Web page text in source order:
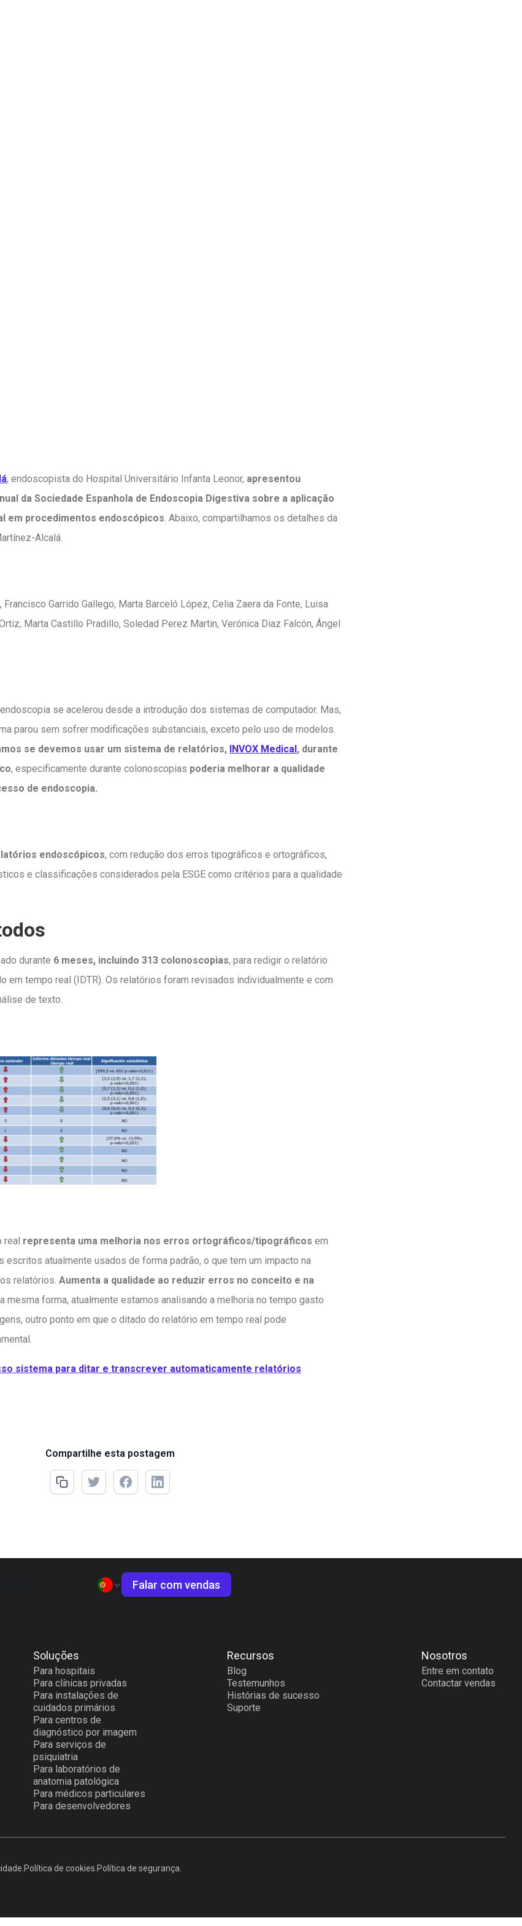
, endoscopista do Hospital Universitário Infanta Leonor, apresentou
da Sociedade Espanhola de Endoscopia Digestiva sobre a aplicação
em procedimentos endoscópicos. Abaixo, compartilhamos os detalhes da
Alcalá.
Garrido Gallego, Marta Barceló López, Celia Zaera da Fonte, Luisa
Marta Castillo Pradillo, Soledad Perez Martin, Verónica Diaz Falcón, Ángel
se acelerou desde a introdução dos sistemas de computador. Mas,
parou sem sofrer modificações substanciais, exceto pelo uso de modelos.
se devemos usar um sistema de relatórios, INVOX Medical, durante
, especificamente durante colonoscopias poderia melhorar a qualidade
de endoscopia.
endoscópicos, com redução dos erros tipográficos e ortográficos,
e classificações considerados pela ESGE como critérios para a qualidade
durante 6 meses, incluindo 313 colonoscopias, para redigir o relatório
em tempo real (IDTR). Os relatórios foram revisados individualmente e com
de texto.
real representa uma melhoria nos erros ortográficos/tipográficos em
escritos atualmente usados de forma padrão, o que tem um impacto na
relatórios. Aumenta a qualidade ao reduzir erros no conceito e na
mesma forma, atualmente estamos analisando a melhoria no tempo gasto
outro ponto em que o ditado do relatório em tempo real pode
sistema para ditar e transcrever automaticamente relatórios
Compartilhe esta postagem
Falar com vendas
Soluções
Para hospitais
Para clínicas privadas
Para instalações de
cuidados primários
Para centros de
diagnóstico por imagem
Para serviços de
psiquiatria
Para laboratórios de
anatomia patológica
Para médicos particulares
Para desenvolvedores
Recursos
Blog
Testemunhos
Histórias de sucesso
Suporte
Nosotros
Entre em contato
Contactar vendas
Política de cookies. Política de segurança.